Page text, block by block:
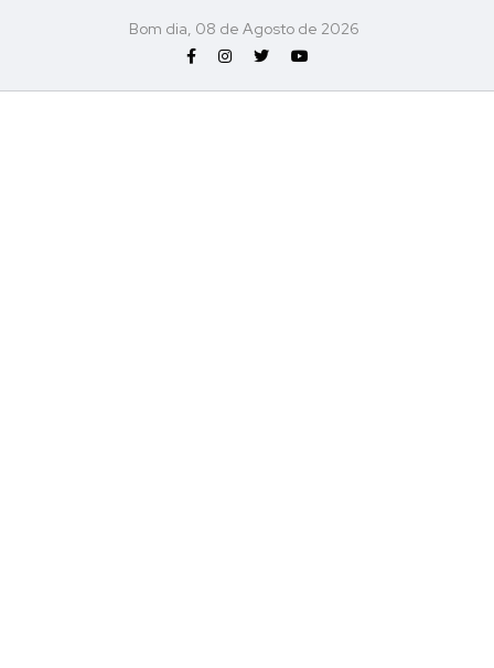
Bom dia, 08 de Agosto de 2026